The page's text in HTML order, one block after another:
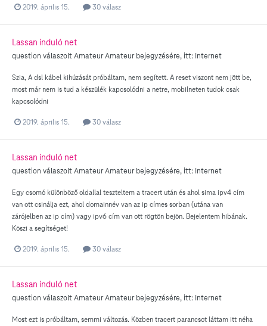
2019. április 15. 30 válasz
Lassan induló net
question válaszoltAmateurAmateurbejegyzésére, itt: Internet
Szia, A dsl kábel kihúzását próbáltam, nem segített. A reset viszont nem jött be,
most már nem is tud a készülék kapcsolódni a netre, mobilneten tudok csak
kapcsolódni
2019. április 15. 30 válasz
Lassan induló net
question válaszoltAmateurAmateurbejegyzésére, itt: Internet
Egy csomó különböző oldallal teszteltem a tracert után és ahol sima ipv4 cím
van ott csinálja ezt, ahol domainnév van az ip címes sorban (utána van
zárójelben az ip cím) vagy ipv6 cím van ott rögtön bejön. Bejelentem hibának.
Köszi a segítséget!
2019. április 15. 30 válasz
Lassan induló net
question válaszoltAmateurAmateurbejegyzésére, itt: Internet
Most ezt is próbáltam, semmi változás. Közben tracert parancsot láttam itt néha